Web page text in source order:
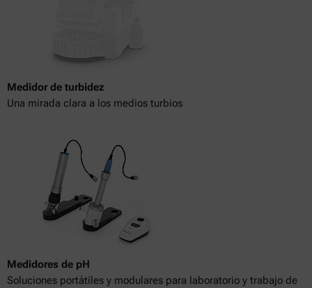
Medidor de turbidez
Una mirada clara a los medios turbios
Medidores de pH
Soluciones portátiles y modulares para laboratorio y trabajo de